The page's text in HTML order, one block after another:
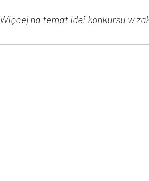
Więcej na temat idei konkursu w